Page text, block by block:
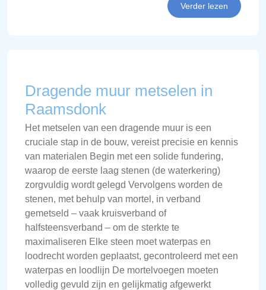
Verder lezen
Dragende muur metselen in
Raamsdonk
Het metselen van een dragende muur is een
cruciale stap in de bouw, vereist precisie en kennis
van materialen Begin met een solide fundering,
waarop de eerste laag stenen (de waterkering)
zorgvuldig wordt gelegd Vervolgens worden de
stenen, met behulp van mortel, in verband
gemetseld – vaak kruisverband of
halfsteensverband – om de sterkte te
maximaliseren Elke steen moet waterpas en
loodrecht worden geplaatst, gecontroleerd met een
waterpas en loodlijn De mortelvoegen moeten
volledig gevuld zijn en gelijkmatig afgewerkt